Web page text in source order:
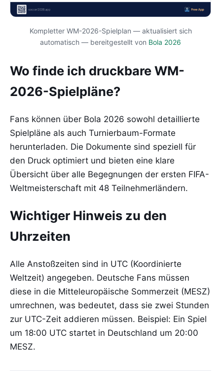
Kompletter WM-2026-Spielplan — aktualisiert sich
automatisch — bereitgestellt von Bola 2026
Wo finde ich druckbare WM-
2026-Spielpläne?
Fans können über Bola 2026 sowohl detaillierte
Spielpläne als auch Turnierbaum-Formate
herunterladen. Die Dokumente sind speziell für
den Druck optimiert und bieten eine klare
Übersicht über alle Begegnungen der ersten FIFA-
Weltmeisterschaft mit 48 Teilnehmerländern.
Wichtiger Hinweis zu den
Uhrzeiten
Alle Anstoßzeiten sind in UTC (Koordinierte
Weltzeit) angegeben. Deutsche Fans müssen
diese in die Mitteleuropäische Sommerzeit (MESZ)
umrechnen, was bedeutet, dass sie zwei Stunden
zur UTC-Zeit addieren müssen. Beispiel: Ein Spiel
um 18:00 UTC startet in Deutschland um 20:00
MESZ.